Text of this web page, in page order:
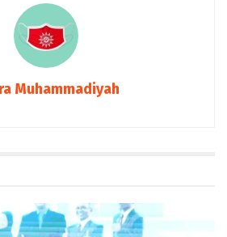
Muhammadiyah